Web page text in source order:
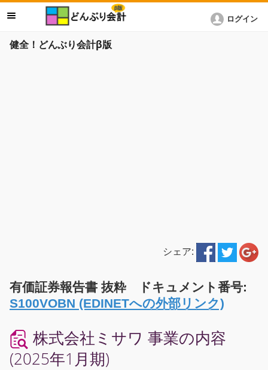
健全！どんぶり会計β版
ログイン
シェア:
有価証券報告書 抜粋 ドキュメント番号:
S100VOBN (EDINETへの外部リンク)
株式会社ミサワ 事業の内容
(2025年1月期)